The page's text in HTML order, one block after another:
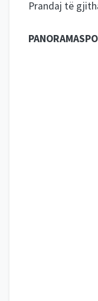
Prandaj të